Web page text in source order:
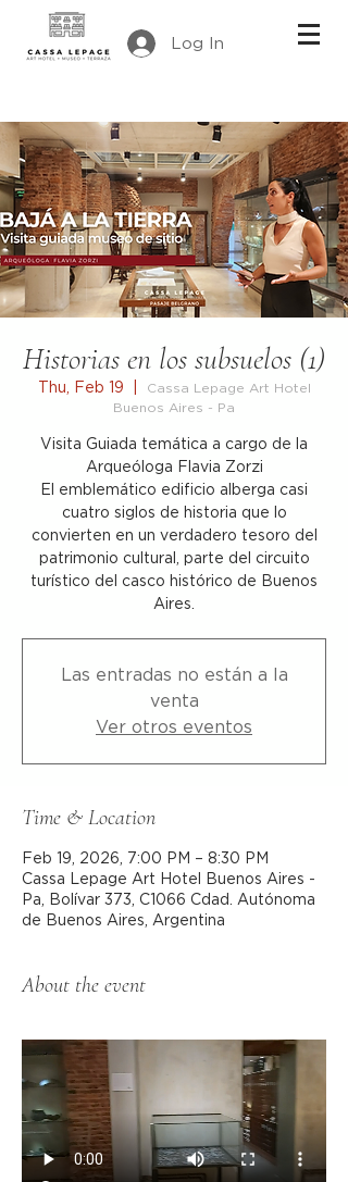
Log In
Historias en los subsuelos (1)
Thu, Feb 19
Cassa Lepage Art Hotel
Buenos Aires - Pa
Visita Guiada temática a cargo de la
Arqueóloga Flavia Zorzi
El emblemático edificio alberga casi
cuatro siglos de historia que lo
convierten en un verdadero tesoro del
patrimonio cultural, parte del circuito
turístico del casco histórico de Buenos
Aires.
Las entradas no están a la
venta
Ver otros eventos
Time & Location
Feb 19, 2026, 7:00 PM – 8:30 PM
Cassa Lepage Art Hotel Buenos Aires -
Pa, Bolívar 373, C1066 Cdad. Autónoma
de Buenos Aires, Argentina
About the event